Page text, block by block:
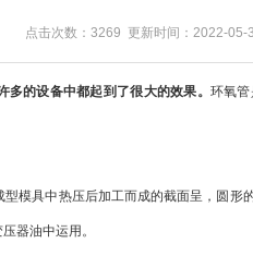
点击次数：3269 更新时间：2022-05-
的设备中都起到了很大的效果。 环氧
具中热压后加工而成的截面呈，圆形
器油中运用。